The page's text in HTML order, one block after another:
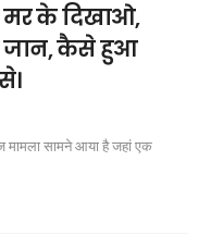
मर के दिखाओ,
जान, कैसे हुआ
मामला सामने आया है जहां एक